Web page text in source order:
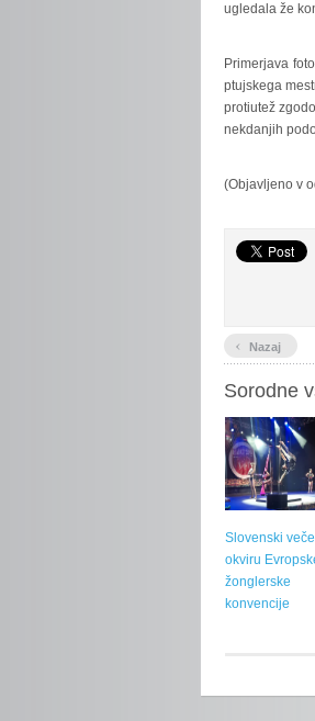
ugledala že
Primerjava
ptujskega
protiutež
nekdanjih
(Objavljeno v
‹ Nazaj
Sorodne
Slovenski
okviru
žonglerske
konvencije